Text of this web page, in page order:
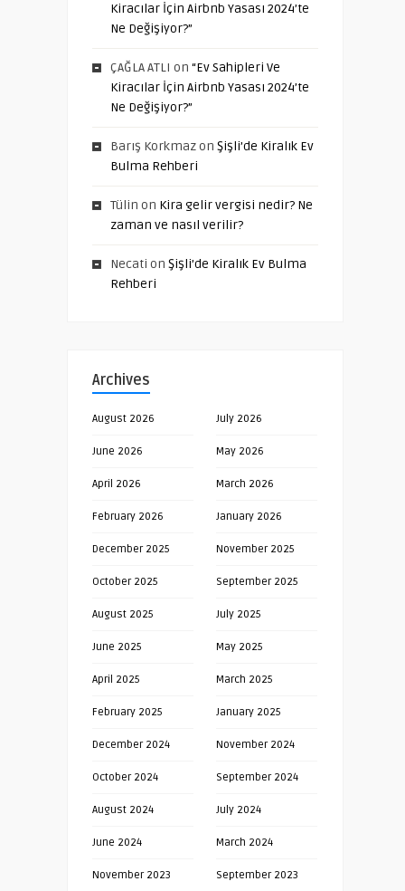
Kiracılar İçin Airbnb Yasası 2024’te
Ne Değişiyor?”
ÇAĞLA ATLI on “Ev Sahipleri Ve
Kiracılar İçin Airbnb Yasası 2024’te
Ne Değişiyor?”
Barış Korkmazon Şişli’de Kiralık Ev
Bulma Rehberi
Tülin on Kira gelir vergisi nedir? Ne
zaman ve nasıl verilir?
Necati on Şişli’de Kiralık Ev Bulma
Rehberi
Archives
August 2026 July 2026
June 2026 May 2026
April 2026 March 2026
February 2026 January 2026
December 2025 November 2025
October 2025 September 2025
August 2025 July 2025
June 2025 May 2025
April 2025 March 2025
February 2025 January 2025
December 2024 November 2024
October 2024 September 2024
August 2024 July 2024
June 2024 March 2024
November 2023 September 2023